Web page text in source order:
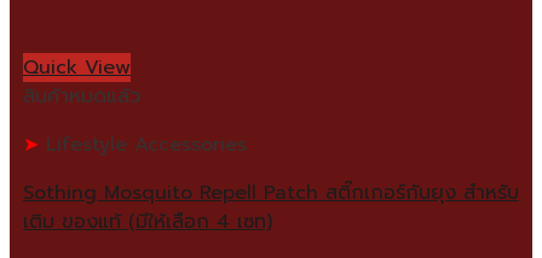
Quick View
สินค้าหมดแล้ว
Lifestyle Accessories
Sothing Mosquito Repell Patch สติ๊กเกอร์กันยุง สำหรับ
เติม ของแท้ (มีให้เลือก 4 เซท)